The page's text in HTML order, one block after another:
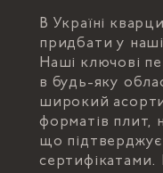
В Україні
придбати у
Наші ключові
в будь-яку
широкий
форматів плит,
що